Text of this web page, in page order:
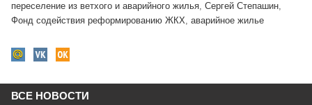
переселение из ветхого и аварийного жилья, Сергей Степашин,
Фонд содействия реформированию ЖКХ, аварийное жилье
ВСЕ НОВОСТИ